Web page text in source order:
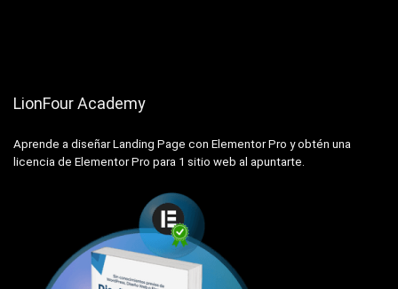
LionFour Academy
Aprende a diseñar Landing Page con Elementor Pro y obtén una
licencia de Elementor Pro para 1 sitio web al apuntarte.